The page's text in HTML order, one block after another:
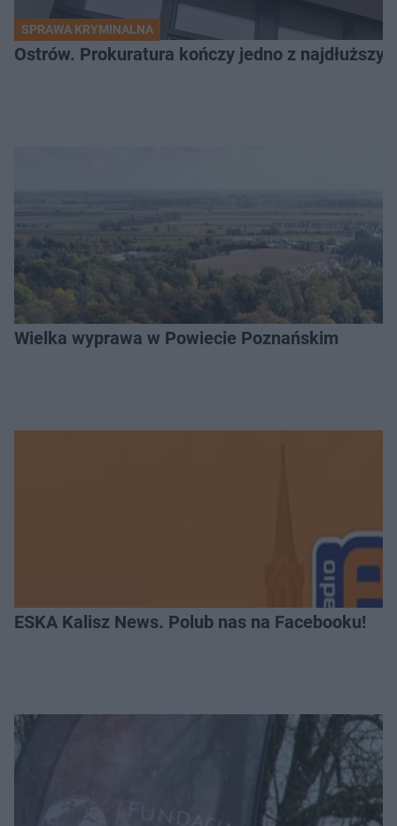
SPRAWA KRYMINALNA
Ostrów. Prokuratura kończy jedno z
Wielka wyprawa w Powiecie Poznańskim
ESKA Kalisz News. Polub nas na Facebooku!